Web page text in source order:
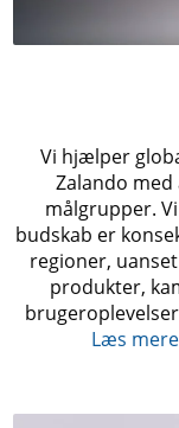
Vi hjælper
Zalando
målgrupper.
budskab er
regioner,
produkter,
Læs